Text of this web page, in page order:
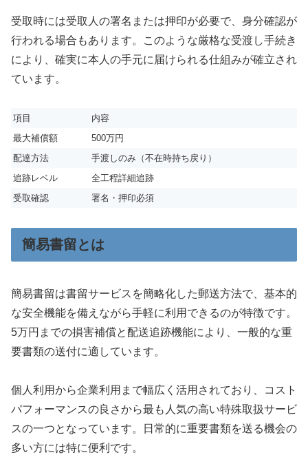
受取時には受取人の署名または押印が必要で、身分確認が
行われる場合もあります。このような厳格な受渡し手続き
により、確実に本人の手元に届けられる仕組みが確立され
ています。
項目
内容
最大補償額
500万円
配達方法
手渡しのみ（不在時持ち戻り）
追跡レベル
全工程詳細追跡
受取確認
署名・押印必須
簡易書留とは
簡易書留は書留サービスを簡略化した郵送方法で、基本的
な安全機能を備えながら手軽に利用できるのが特徴です。
5万円までの損害補償と配送追跡機能により、一般的な重
要書類の送付に適しています。
個人利用から企業利用まで幅広く活用されており、コスト
パフォーマンスの良さから最も人気の高い特殊取扱サービ
スの一つとなっています。日常的に重要書類を送る機会の
多い方には特に便利です。